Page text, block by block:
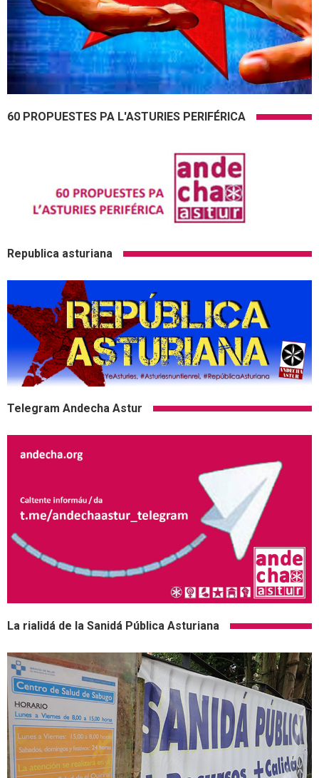
60 PROPUESTES PA L'ASTURIES PERIFÉRICA
Republica asturiana
Telegram Andecha Astur
La rialidá de la Sanidá Pública Asturiana